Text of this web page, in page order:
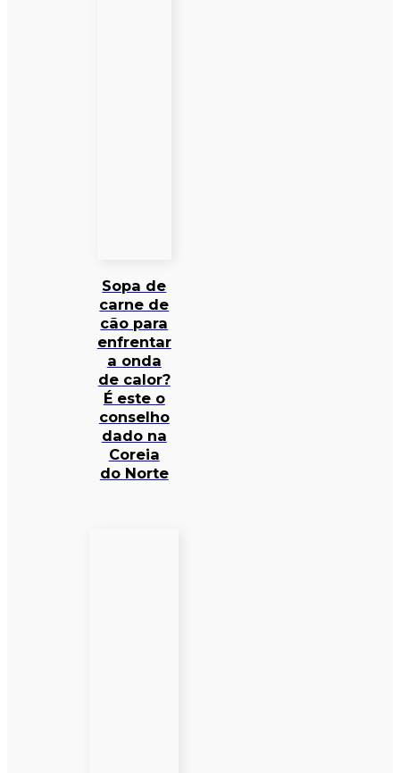
Sopa de
carne de
cão para
enfrentar
a onda
de calor?
É este o
conselho
dado na
Coreia
do Norte